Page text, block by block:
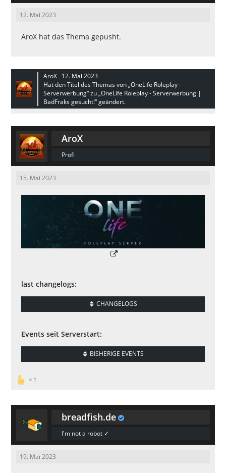
12. Mai 2023
AroX hat das Thema gepusht.
AroX 12. Mai 2023
Hat den Titel des Themas von „OneLife Roleplay -
Serverwerbung“ zu „OneLife Roleplay - Serverwerbung |
BadFraks gesucht!“ geändert.
AroX
Profi
15. Mai 2023
last changelogs:
CHANGELOGS
Events seit Serverstart:
BISHERIGE EVENTS
1
breadfish.de
I'm not a robot ✓
19. Mai 2023